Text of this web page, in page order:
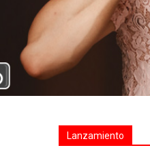
Lanzamiento